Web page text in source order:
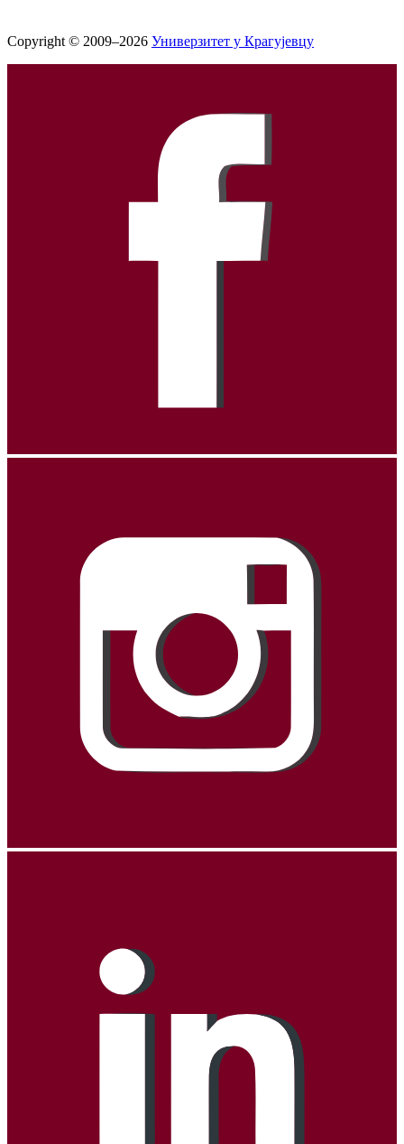
Copyright © 2009–2026 Универзитет у Крагујевцу